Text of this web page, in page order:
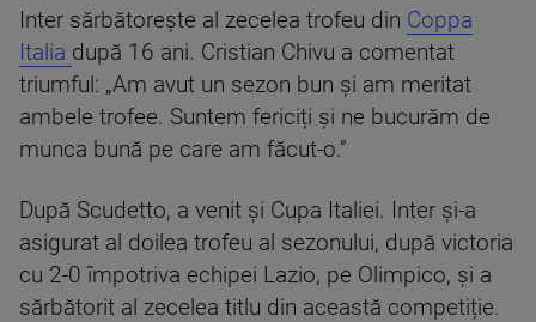
Inter sărbătorește al zecelea trofeu din Coppa
Italia după 16 ani. Cristian Chivu a comentat
triumful: „Am avut un sezon bun și am meritat
ambele trofee. Suntem fericiți și ne bucurăm de
munca bună pe care am făcut-o.”
După Scudetto, a venit și Cupa Italiei. Inter și-a
asigurat al doilea trofeu al sezonului, după victoria
cu 2-0 împotriva echipei Lazio, pe Olimpico, și a
sărbătorit al zecelea titlu din această competiție.